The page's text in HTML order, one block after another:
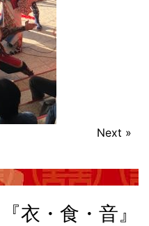
Next »
衣・食・音』